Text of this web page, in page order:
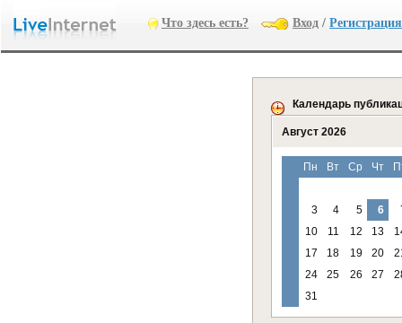
Что здесь есть? Вход / Регистрация
Календарь
Август 2026
Пн Вт Ср Чт
3 4 5 6
10
11 12 13
17
18 19 20
24
25 26 27
31